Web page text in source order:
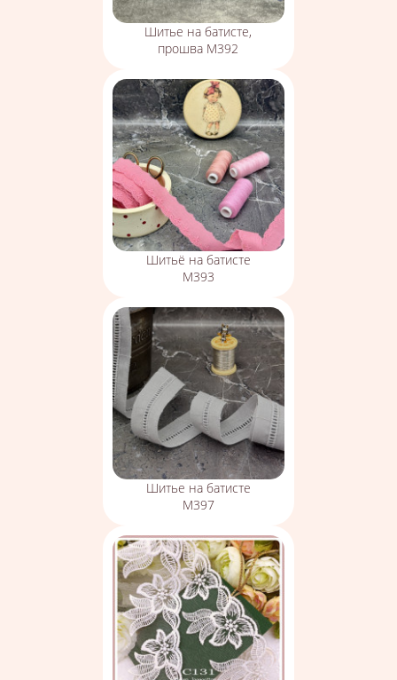
Шитье на батисте,
прошва М392
Шитьё на батисте
М393
Шитье на батисте
М397